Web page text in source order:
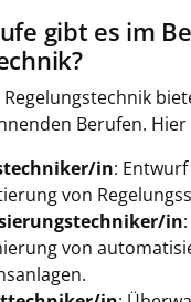
gibt es im
Berufen.
in:
von
in
von